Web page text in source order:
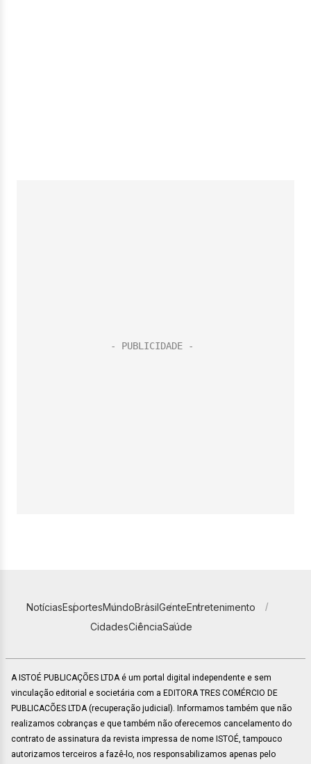
NotíciasEsportesMundoBrasilGenteEntretenimento
CidadesCiênciaSaúde
A ISTOÉ PUBLICAÇÕES LTDA é um portal digital independente e sem
vinculação editorial e societária com a EDITORA TRES COMÉRCIO DE
PUBLICACÕES LTDA (recuperação judicial). Informamos também que não
realizamos cobranças e que também não oferecemos cancelamento do
contrato de assinatura da revista impressa de nome ISTOÉ, tampouco
autorizamos terceiros a fazê-lo, nos responsabilizamos apenas pelo